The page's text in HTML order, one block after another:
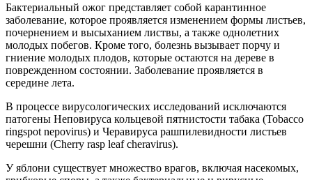
Бактериальный ожог представляет собой карантинное
заболевание, которое проявляется изменением формы листьев,
почернением и высыханием листвы, а также однолетних
молодых побегов. Кроме того, болезнь вызывает порчу и
гниение молодых плодов, которые остаются на дереве в
поврежденном состоянии. Заболевание проявляется в
середине лета.
В процессе вирусологических исследований исключаются
патогены Неповируса кольцевой пятнистости табака (Tobacco
ringspot nepovirus) и Черавируса рашпилевидности листьев
черешни (Cherry rasp leaf cheravirus).
У яблони существует множество врагов, включая насекомых,